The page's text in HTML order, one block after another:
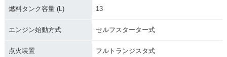
燃料タンク容量 (L) 13
エンジン始動方式 セルフスターター式
点火装置 フルトランジスタ式